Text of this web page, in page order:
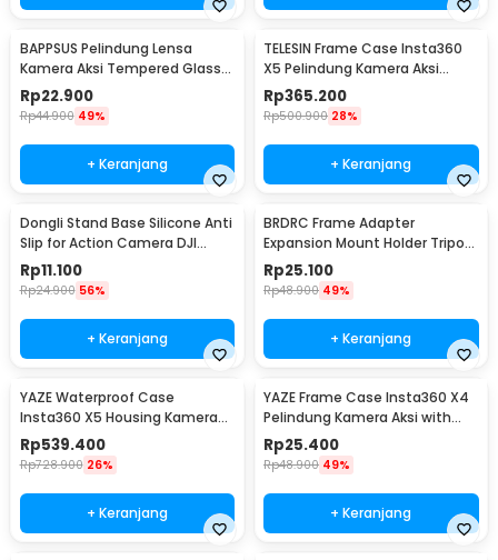
BAPPSUS Pelindung Lensa
Kamera Aksi Tempered Glass
for Insta360 GO3s - BPS-30
Rp22.900
Rp44.900 49%
+ Keranjang
TELESIN Frame Case Insta360
X5 Pelindung Kamera Aksi
Cage Protection - S6-FMS-19-
TIS
Rp365.200
Rp500.900 28%
+ Keranjang
Dongli Stand Base Silicone Anti
Slip for Action Camera DJI
Pocket 3 - D-50
Rp11.100
Rp24.900 56%
+ Keranjang
BRDRC Frame Adapter
Expansion Mount Holder Tripod
DJI OSMO Pocket 3 - BR1
Rp25.100
Rp48.900 49%
+ Keranjang
YAZE Waterproof Case
Insta360 X5 Housing Kamera
Anti Air 50M - I3X5
Rp539.400
Rp728.900 26%
+ Keranjang
YAZE Frame Case Insta360 X4
Pelindung Kamera Aksi with
Cold Shoe - I3X4I
Rp25.400
Rp48.900 49%
+ Keranjang